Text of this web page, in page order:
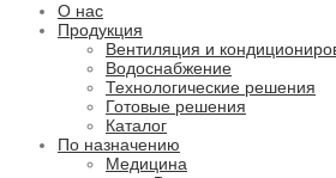
О нас
Продукция
Вентиляция и
Водоснабжение
Технологические решения
Готовые решения
Каталог
По назначению
Медицина